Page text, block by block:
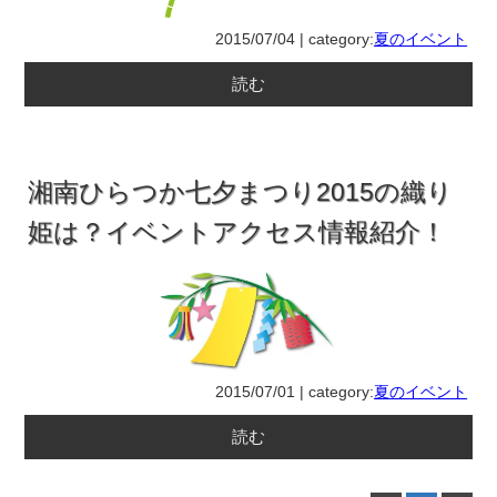
2015/07/04 | category:夏のイベント
読む
湘南ひらつか七夕まつり2015の織り
姫は？イベントアクセス情報紹介！
2015/07/01 | category:夏のイベント
読む